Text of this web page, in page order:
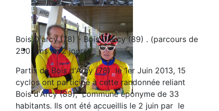
Bois D'arcy (78) - Bois D'arcy (89) . (parcours de
250 kms en 2 jours)
Partis de Bois d'Arcy (78) le 1er Juin 2013, 15
cyclos ont participé à cette randonnée reliant
Bois d'Arcy (89), commune éponyme de 33
habitants. Ils ont été accueillis le 2 juin par le